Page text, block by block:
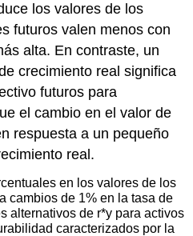
los valores de los
futuros valen menos con
alta. En contraste, un
crecimiento real significa
futuros para
el cambio en el valor de
respuesta a un pequeño
real.
en los valores de los
cambios de 1% en la tasa de
alternativos de r*y para activos
caracterizados por la